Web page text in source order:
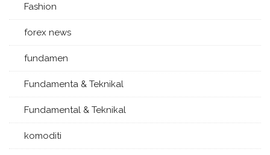
Fashion
forex news
fundamen
Fundamenta & Teknikal
Fundamental & Teknikal
komoditi